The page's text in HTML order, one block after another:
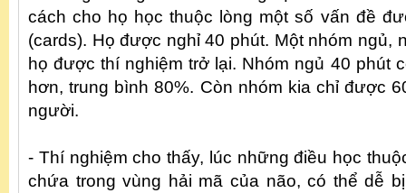
cách cho họ học thuộc lòng một số vấn đề
(cards). Họ được nghỉ 40 phút. Một nhóm ngủ,
họ được thí nghiệm trở lại. Nhóm ngủ 40 phút
hơn, trung bình 80%. Còn nhóm kia chỉ được
người.
- Thí nghiệm cho thấy, lúc những điều học
chứa trong vùng hải mã của não, có thể dễ bị